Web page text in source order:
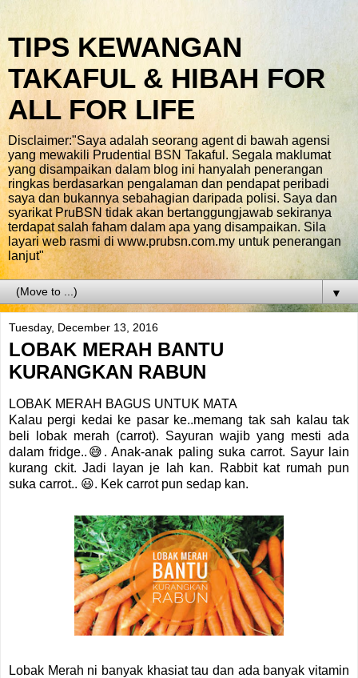
TIPS KEWANGAN
TAKAFUL & HIBAH FOR
ALL FOR LIFE
Disclaimer:"Saya adalah seorang agent di bawah agensi
yang mewakili Prudential BSN Takaful. Segala maklumat
yang disampaikan dalam blog ini hanyalah penerangan
ringkas berdasarkan pengalaman dan pendapat peribadi
saya dan bukannya sebahagian daripada polisi. Saya dan
syarikat PruBSN tidak akan bertanggungjawab sekiranya
terdapat salah faham dalam apa yang disampaikan. Sila
layari web rasmi di www.prubsn.com.my untuk penerangan
lanjut"
▼
Tuesday, December 13, 2016
LOBAK MERAH BANTU
KURANGKAN RABUN
LOBAK MERAH BAGUS UNTUK MATA
Kalau pergi kedai ke pasar ke..memang tak sah kalau tak
beli lobak merah (carrot). Sayuran wajib yang mesti ada
dalam fridge..😅. Anak-anak paling suka carrot. Sayur lain
kurang ckit. Jadi layan je lah kan. Rabbit kat rumah pun
suka carrot.. 😃. Kek carrot pun sedap kan.
Lobak Merah ni banyak khasiat tau dan ada banyak vitamin